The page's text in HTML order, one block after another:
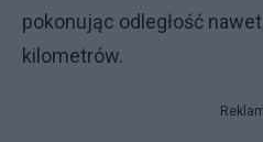
pokonując odległość
kilometrów.